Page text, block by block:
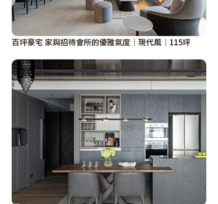
百坪豪宅 家與招待會所的優雅氣度│現代風│115坪